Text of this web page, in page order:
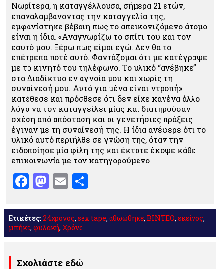
Νωρίτερα, η καταγγέλλουσα, σήμερα 21 ετών,
επαναλαμβάνοντας την καταγγελία της,
εμφανίστηκε βέβαιη πως το απεικονιζόμενο άτομο
είναι η ίδια. «Αναγνωρίζω το σπίτι του και τον
εαυτό μου. Ξέρω πως είμαι εγώ. Δεν θα το
επέτρεπα ποτέ αυτό. Φαντάζομαι ότι με κατέγραψε
με το κινητό του τηλέφωνο. Το υλικό “ανέβηκε”
στο Διαδίκτυο εν αγνοία μου και χωρίς τη
συναίνεσή μου. Αυτό για μένα είναι ντροπή»
κατέθεσε και πρόσθεσε ότι δεν είχε κανένα άλλο
λόγο να τον καταγγείλει μίας και διατηρούσαν
σχέση από απόσταση και οι γενετήσιες πράξεις
έγιναν με τη συναίνεσή της. Η ίδια ανέφερε ότι το
υλικό αυτό περιήλθε σε γνώση της, όταν την
ειδοποίησε μία φίλη της και έκτοτε έκοψε κάθε
επικοινωνία με τον κατηγορούμενο
Facebook
Mastodon
Email
Ετικέτες:24χρονος, sex tape, αθωώθηκε, ΒΙΝΤΕΟ, εκείνος,
μπήκε, φυλακή, Χρόνο
Σχολιάστε εδώ